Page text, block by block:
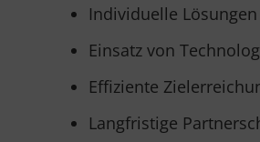
Individuelle
Einsatz von
Effiziente
Langfristige